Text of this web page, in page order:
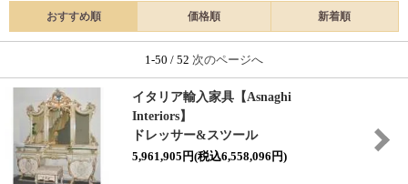
おすすめ順 価格順 新着順
1-50 / 52 次のページへ
イタリア輸入家具【Asnaghi
Interiors】
ドレッサー&スツール
5,961,905円(税込6,558,096円)